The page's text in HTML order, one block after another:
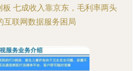
板 七成收入靠京东，毛利率两头
互联网数据服务困局